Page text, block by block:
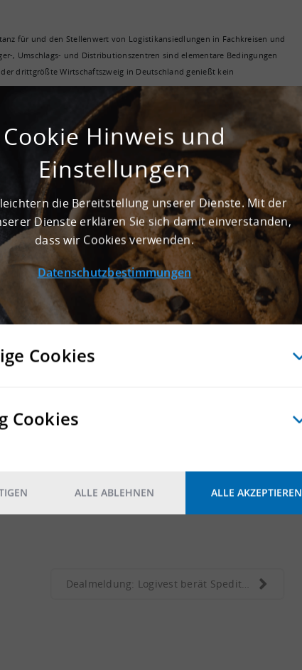
für und den Stellenwert von Logistikansiedlungen in Fachkreisen und
, Umschlags- und Distributionszentren sind elementare Bedingungen
drittgrößte Wirtschaftszweig in Deutschland genießt kein
Initiative seit 2012 mit der Schaffung von Dialogangeboten sowie mit
seit 2013 im zweijährigen Rhythmus den Logix Award für die
der Expo Real in München feierlich verliehen.
Deka Immobilien, Deutsche Logistik Holding, Deutsche
Solutions, Four Parx, Garbe, Goldbeck, Goodman, greenfield
Köster Bau, Lidl, Logicor, Logivest, Panattoni, phase5, Realogis, RLI
Verdion, Wisag.
(DStGB) sowie der ZIA (Zentraler Immobilien Ausschuss). Exklusive
Logistik heute.
Dealmeldung: Logivest berät Speditionsunternehmen ...
Cookie Hinweis und
Einstellungen
die Bereitstellung unserer Dienste. Mit der
Dienste erklären Sie sich damit einverstanden,
dass wir Cookies verwenden.
Datenschutzbestimmungen
Cookies
Cookies
ALLE ABLEHNEN ALLE AKZEPTIEREN